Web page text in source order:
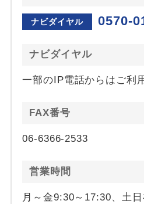
ナビダイヤル 0570-
ナビダイヤル
一部のIP電話からはご利
FAX番号
06-6366-2533
営業時間
月～金9:30～17:30、土